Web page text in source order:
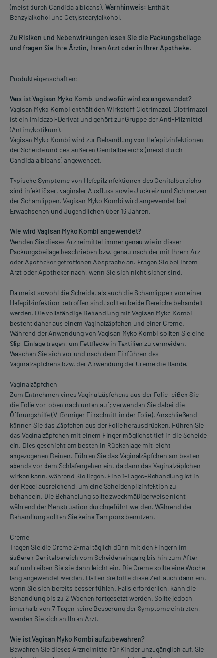
(meist durch Candida albicans). Warnhinweis: Enthält
Benzylalkohol und Cetylstearylalkohol.
Zu Risiken und Nebenwirkungen lesen Sie die Packungsbeilage
und fragen Sie Ihre Ärztin, Ihren Arzt oder in Ihrer Apotheke.
Produkteigenschaften:
Was ist Vagisan Myko Kombi und wofür wird es angewendet?
Vagisan Myko Kombi enthält den Wirkstoff Clotrimazol. Clotrimazol
ist ein Imidazol-Derivat und gehört zur Gruppe der Anti-Pilzmittel
(Antimykotikum).
Vagisan Myko Kombi wird zur Behandlung von Hefepilzinfektionen
der Scheide und des äußeren Genitalbereichs (meist durch
Candida albicans) angewendet.
Typische Symptome von Hefepilzinfektionen des Genitalbereichs
sind infektiöser, vaginaler Ausfluss sowie Juckreiz und Schmerzen
der Schamlippen. Vagisan Myko Kombi wird angewendet bei
Erwachsenen und Jugendlichen über 16 Jahren.
Wie wird Vagisan Myko Kombi angewendet?
Wenden Sie dieses Arzneimittel immer genau wie in dieser
Packungsbeilage beschrieben bzw. genau nach der mit Ihrem Arzt
oder Apotheker getroffenen Absprache an. Fragen Sie bei Ihrem
Arzt oder Apotheker nach, wenn Sie sich nicht sicher sind.
Da meist sowohl die Scheide, als auch die Schamlippen von einer
Hefepilzinfektion betroffen sind, sollten beide Bereiche behandelt
werden. Die vollständige Behandlung mit Vagisan Myko Kombi
besteht daher aus einem Vaginalzäpfchen und einer Creme.
Während der Anwendung von Vagisan Myko Kombi sollten Sie eine
Slip-Einlage tragen, um Fettflecke in Textilien zu vermeiden.
Waschen Sie sich vor und nach dem Einführen des
Vaginalzäpfchens bzw. der Anwendung der Creme die Hände.
Vaginalzäpfchen
Zum Entnehmen eines Vaginalzäpfchens aus der Folie reißen Sie
die Folie von oben nach unten auf; verwenden Sie dabei die
Öffnungshilfe (V-förmiger Einschnitt in der Folie). Anschließend
können Sie das Zäpfchen aus der Folie herausdrücken. Führen Sie
das Vaginalzäpfchen mit einem Finger möglichst tief in die Scheide
ein. Dies geschieht am besten in Rückenlage mit leicht
angezogenen Beinen. Führen Sie das Vaginalzäpfchen am besten
abends vor dem Schlafengehen ein, da dann das Vaginalzäpfchen
wirken kann, während Sie liegen. Eine 1-Tages-Behandlung ist in
der Regel ausreichend, um eine Scheidenpilzinfektion zu
behandeln. Die Behandlung sollte zweckmäßigerweise nicht
während der Menstruation durchgeführt werden. Während der
Behandlung sollten Sie keine Tampons benutzen.
Creme
Tragen Sie die Creme 2-mal täglich dünn mit den Fingern im
äußeren Genitalbereich vom Scheideneingang bis hin zum After
auf und reiben Sie sie dann leicht ein. Die Creme sollte eine Woche
lang angewendet werden. Halten Sie bitte diese Zeit auch dann ein,
wenn Sie sich bereits besser fühlen. Falls erforderlich, kann die
Behandlung bis zu 2 Wochen fortgesetzt werden. Sollte jedoch
innerhalb von 7 Tagen keine Besserung der Symptome eintreten,
wenden Sie sich an Ihren Arzt.
Wie ist Vagisan Myko Kombi aufzubewahren?
Bewahren Sie dieses Arzneimittel für Kinder unzugänglich auf. Sie